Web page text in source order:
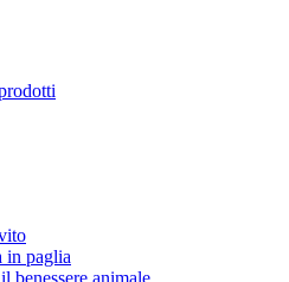
in paglia
benessere animale